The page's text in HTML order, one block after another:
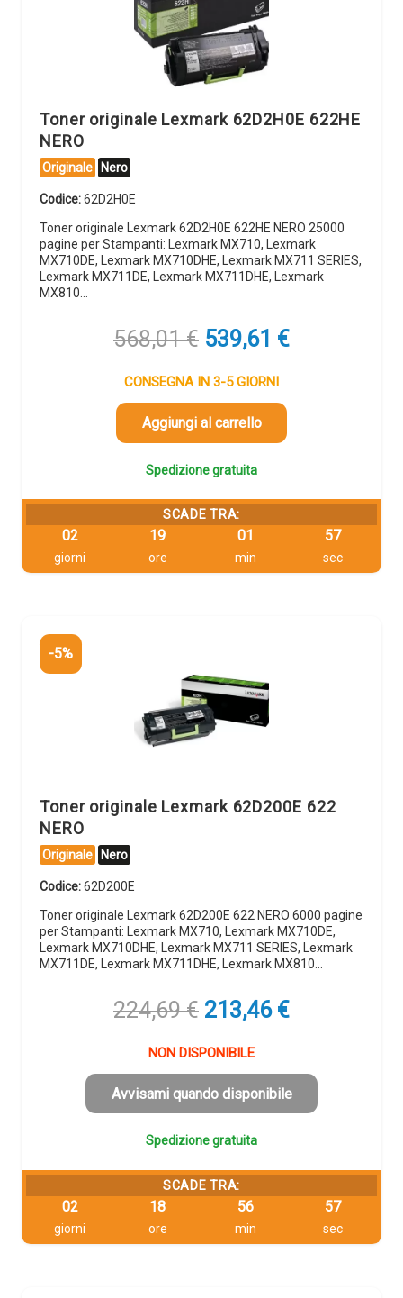
Toner originale Lexmark 62D2H0E 622HE
NERO
Originale Nero
Codice:62D2H0E
Toner originale Lexmark 62D2H0E 622HE NERO 25000
pagine per Stampanti: Lexmark MX710, Lexmark
MX710DE, Lexmark MX710DHE, Lexmark MX711 SERIES,
Lexmark MX711DE, Lexmark MX711DHE, Lexmark
MX810…
568,01€ Il
originale
era:
568,01 €.
539,61 €Il
CONSEGNA IN 3-5 GIORNI
Aggiungi al carrello
Spedizione gratuita
SCADE TRA:
02
giorni
19
ore
01
min
56
sec
-5%
Toner originale Lexmark 62D200E 622
NERO
Originale Nero
Codice:62D200E
Toner originale Lexmark 62D200E 622 NERO 6000 pagine
per Stampanti: Lexmark MX710, Lexmark MX710DE,
Lexmark MX710DHE, Lexmark MX711 SERIES, Lexmark
MX711DE, Lexmark MX711DHE, Lexmark MX810…
224,69€ Il
originale
era:
224,69 €.
213,46 €Il
è:
213,46 €.
NON DISPONIBILE
Avvisami quando disponibile
Spedizione gratuita
SCADE TRA:
02
giorni
18
ore
56
min
56
sec